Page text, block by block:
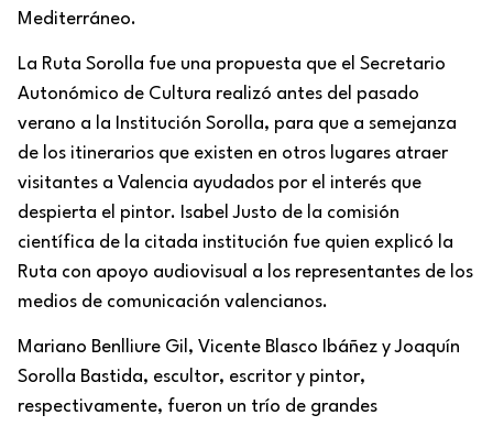
Mediterráneo.
La Ruta Sorolla fue una propuesta que el Secretario
Autonómico de Cultura realizó antes del pasado
verano a la Institución Sorolla, para que a semejanza
de los itinerarios que existen en otros lugares atraer
visitantes a Valencia ayudados por el interés que
despierta el pintor. Isabel Justo de la comisión
científica de la citada institución fue quien explicó la
Ruta con apoyo audiovisual a los representantes de los
medios de comunicación valencianos.
Mariano Benlliure Gil, Vicente Blasco Ibáñez y Joaquín
Sorolla Bastida, escultor, escritor y pintor,
respectivamente, fueron un trío de grandes